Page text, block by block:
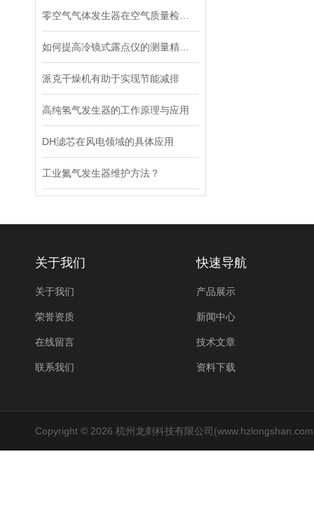
派克干燥机有助于实现节能减排
高纯氢气发生器的工作原理与应用
DH滤芯在风电领域的具体应用
工业氮气发生器维护方法？
关于我们
关于我们
荣誉资质
在线留言
联系我们
快速导航
产品展示
新闻中心
技术文章
资料下载
Copyright © 2026 杭州龙剡科技有限公司